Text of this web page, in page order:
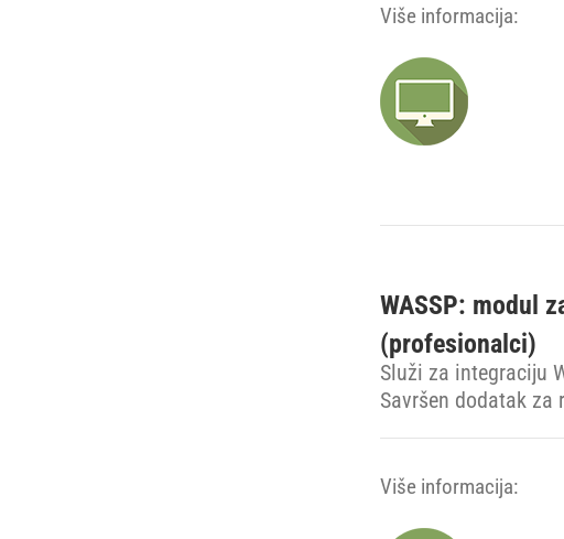
Više informacija:
WASSP: modul
(profesionalci)
Služi za integraciju
Savršen dodatak za
Više informacija: